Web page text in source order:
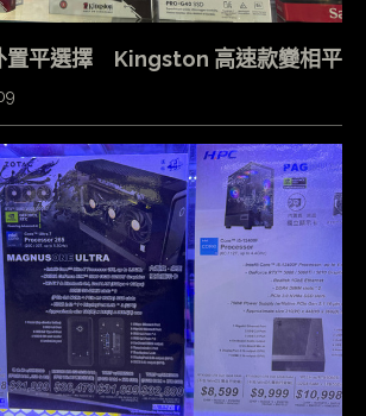
置平選擇 Kingston 高速款變相平